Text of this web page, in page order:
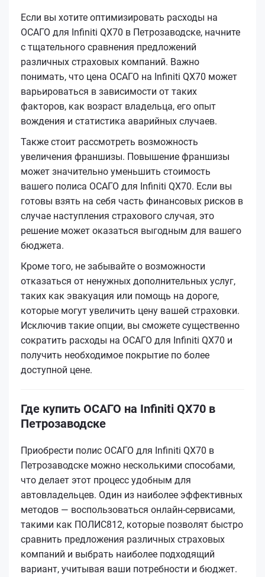
Если вы хотите оптимизировать расходы на
ОСАГО для Infiniti QX70 в Петрозаводске, начните
с тщательного сравнения предложений
различных страховых компаний. Важно
понимать, что цена ОСАГО на Infiniti QX70 может
варьироваться в зависимости от таких
факторов, как возраст владельца, его опыт
вождения и статистика аварийных случаев.
Также стоит рассмотреть возможность
увеличения франшизы. Повышение франшизы
может значительно уменьшить стоимость
вашего полиса ОСАГО для Infiniti QX70. Если вы
готовы взять на себя часть финансовых рисков в
случае наступления страхового случая, это
решение может оказаться выгодным для вашего
бюджета.
Кроме того, не забывайте о возможности
отказаться от ненужных дополнительных услуг,
таких как эвакуация или помощь на дороге,
которые могут увеличить цену вашей страховки.
Исключив такие опции, вы сможете существенно
сократить расходы на ОСАГО для Infiniti QX70 и
получить необходимое покрытие по более
доступной цене.
Где купить ОСАГО на Infiniti QX70 в
Петрозаводске
Приобрести полис ОСАГО для Infiniti QX70 в
Петрозаводске можно несколькими способами,
что делает этот процесс удобным для
автовладельцев. Один из наиболее эффективных
методов — воспользоваться онлайн-сервисами,
такими как ПОЛИС812, которые позволят быстро
сравнить предложения различных страховых
компаний и выбрать наиболее подходящий
вариант, учитывая ваши потребности и бюджет.